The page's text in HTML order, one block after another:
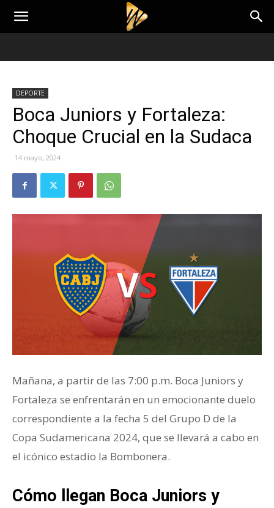
DEPORTE
Boca Juniors y Fortaleza:
Choque Crucial en la Sudaca
14 mayo, 2024
Mañana, a partir de las 7:00 p.m. Boca Juniors y
Fortaleza se enfrentarán en un emocionante duelo
correspondiente a la fecha 5 del Grupo D de la
Copa Sudamericana 2024, que se llevará a cabo en
el icónico estadio la Bombonera.
Cómo llegan Boca Juniors y